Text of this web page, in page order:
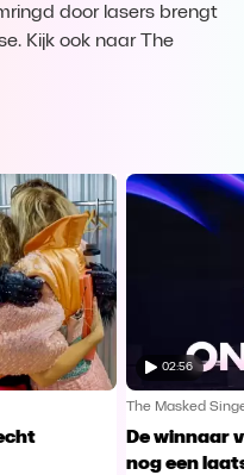
door lasers brengt
Kijk ook naar The
02:56
The Masked
De winnaar
nog een